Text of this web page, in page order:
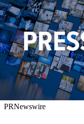
PRNewswire